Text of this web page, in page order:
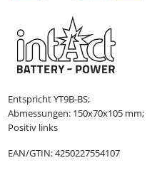
Entspricht YT9B-BS;
Abmessungen: 150x70x105 mm;
Positiv links
EAN/GTIN:4250227554107